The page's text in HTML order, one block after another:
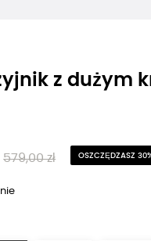
z dużym
579,00 zł OSZCZĘDZASZ